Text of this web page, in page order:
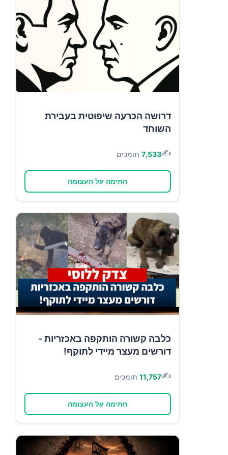
דרושה הכרעה שיפוטית בעבירת
השוחד
✍️
7,533 תומכים
חתימה על העצומה
כלבה קשורה הותקפה באכזריות -
דורשים מעצר מיידי לתוקף!
✍️
11,757 תומכים
חתימה על העצומה